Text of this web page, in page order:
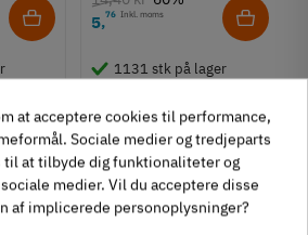
5,76 Inkl. moms
1131 stk på lager
alternativer i stedet
at acceptere cookies til performance,
Sociale medier og tredjeparts
til at tilbyde dig funktionaliteter og
medier. Vil du acceptere disse
af implicerede personoplysninger?